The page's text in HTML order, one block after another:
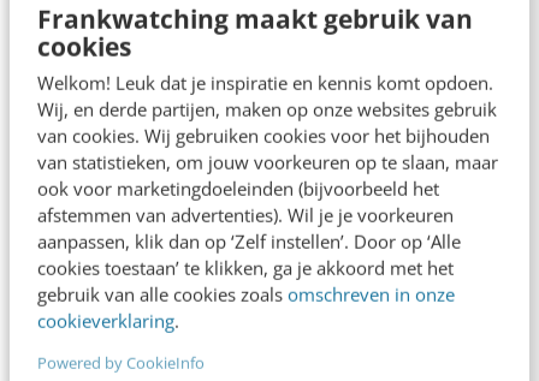
Frankwatching maakt gebruik van
cookies
Welkom! Leuk dat je inspiratie en kennis komt opdoen.
Wij, en derde partijen, maken op onze websites gebruik
van cookies. Wij gebruiken cookies voor het bijhouden
van statistieken, om jouw voorkeuren op te slaan, maar
ook voor marketingdoeleinden (bijvoorbeeld het
afstemmen van advertenties). Wil je je voorkeuren
aanpassen, klik dan op ‘Zelf instellen’. Door op ‘Alle
cookies toestaan’ te klikken, ga je akkoord met het
gebruik van alle cookies zoals omschreven in onze
cookieverklaring.
Powered by CookieInfo
Presentatie Frank Kresin van Cinegrid
De smartphone als afstandsbediening
ActiveVideo Networks houdt zich bezig met
interactieve tv. Hun platform is live bij 5
miljoen huishoudens wereldwijd. Managing
director Ronald Brockmann vertelt dat de
filosofie vergelijkbaar is met cloud computing: